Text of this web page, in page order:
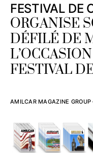
FESTIVAL DE
ORGANISE
DÉFILÉ DE
FESTIVAL
AMILCAR MAGAZINE